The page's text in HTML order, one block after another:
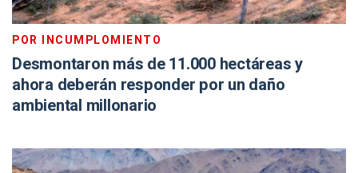
POR INCUMPLOMIENTO
Desmontaron más de 11.000 hectáreas y
ahora deberán responder por un daño
ambiental millonario